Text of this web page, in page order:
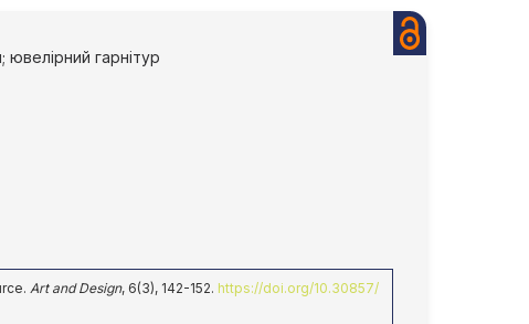
гарнітур
Art and Design, 6(3), 142-152. https://doi.org/10.30857/